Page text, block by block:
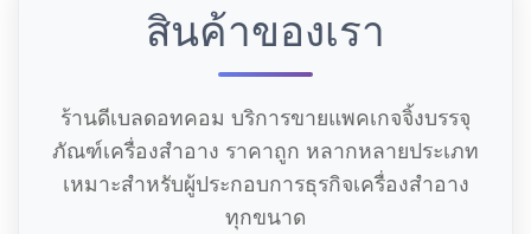
สินค้าของเรา
ร้านดีเบลดอทคอม บริการขายแพคเกจจิ้งบรรจุ
ภัณฑ์เครื่องสำอาง ราคาถูก หลากหลายประเภท
เหมาะสำหรับผู้ประกอบการธุรกิจเครื่องสำอาง
ทุกขนาด